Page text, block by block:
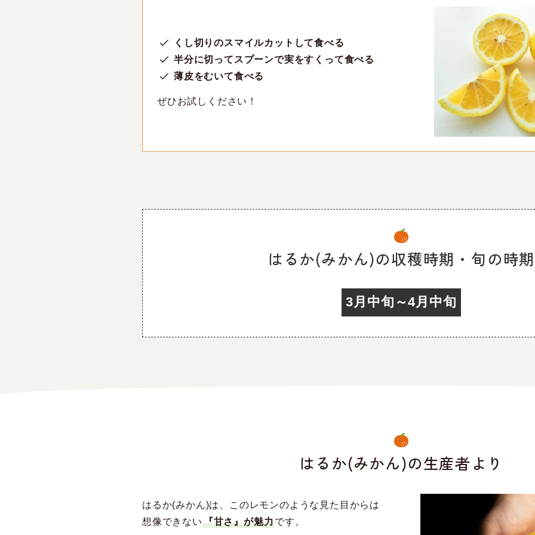
くし切りのスマイルカットして食べる
半分に切ってスプーンで実をすくって食べる
薄皮をむいて食べる
ぜひお試しください！
はるか(みかん)の収穫時期・旬の時期
3月中旬～4月中旬
はるか(みかん)の生産者より
はるか(みかん)は、このレモンのような見た目からは
想像できない 『甘さ』が魅力です。